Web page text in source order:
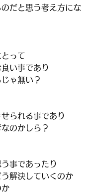
だと思う考え方にな
って
い事であり
ゃ無い？
られる事であり
のかしら？
事であったり
解決していくのか
か